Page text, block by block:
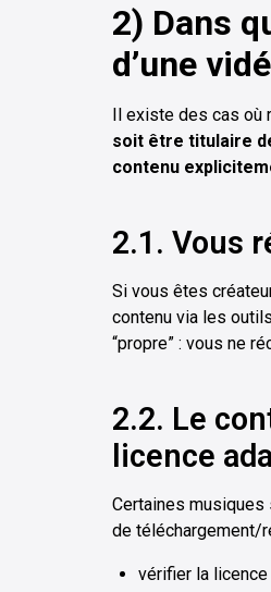
2) Dans
d’une
Il existe des cas où
soit être titulaire
contenu
2.1. Vous
Si vous êtes
contenu via les
“propre” : vous ne
2.2. Le
licence
Certaines
de téléchargement/
vérifier la licence